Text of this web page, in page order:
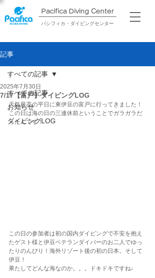
Pacifica Diving Center​
パシフィカ・ダイビングセンター
記事
すべての記事
お知らせ
ダイビングLOG
すべての記事
7/17【富戸】ダイビングLOG
2025年7月30日
天気最高の平日に東伊豆の富戸に行ってきました！
この日は海の日の三連休前ということでガラガラだ
ったんです！
この日の参加者は初の国内ダイビングで不安を抱え
たゲスト様と伊豆ベテランダイバーのお二人でゆっ
たりのんびり！海外リゾート後の初の日本。そして
伊豆！
果たしてどんな海なのか。。。ドキドキですね♩